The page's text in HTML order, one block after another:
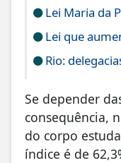
Lei Maria da
Lei que
Rio:
Se depender
consequência,
do corpo
índice é de